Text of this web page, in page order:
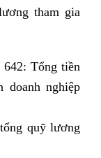
tham gia
Tổng tiền
doanh nghiệp
quỹ lương